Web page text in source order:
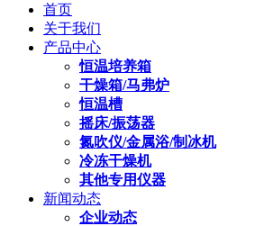
首页
关于我们
产品中心
恒温培养箱
干燥箱/马弗炉
恒温槽
摇床/振荡器
氮吹仪/金属浴/制冰机
冷冻干燥机
其他专用仪器
新闻动态
企业动态